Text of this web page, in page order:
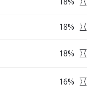
18%
18%
16%